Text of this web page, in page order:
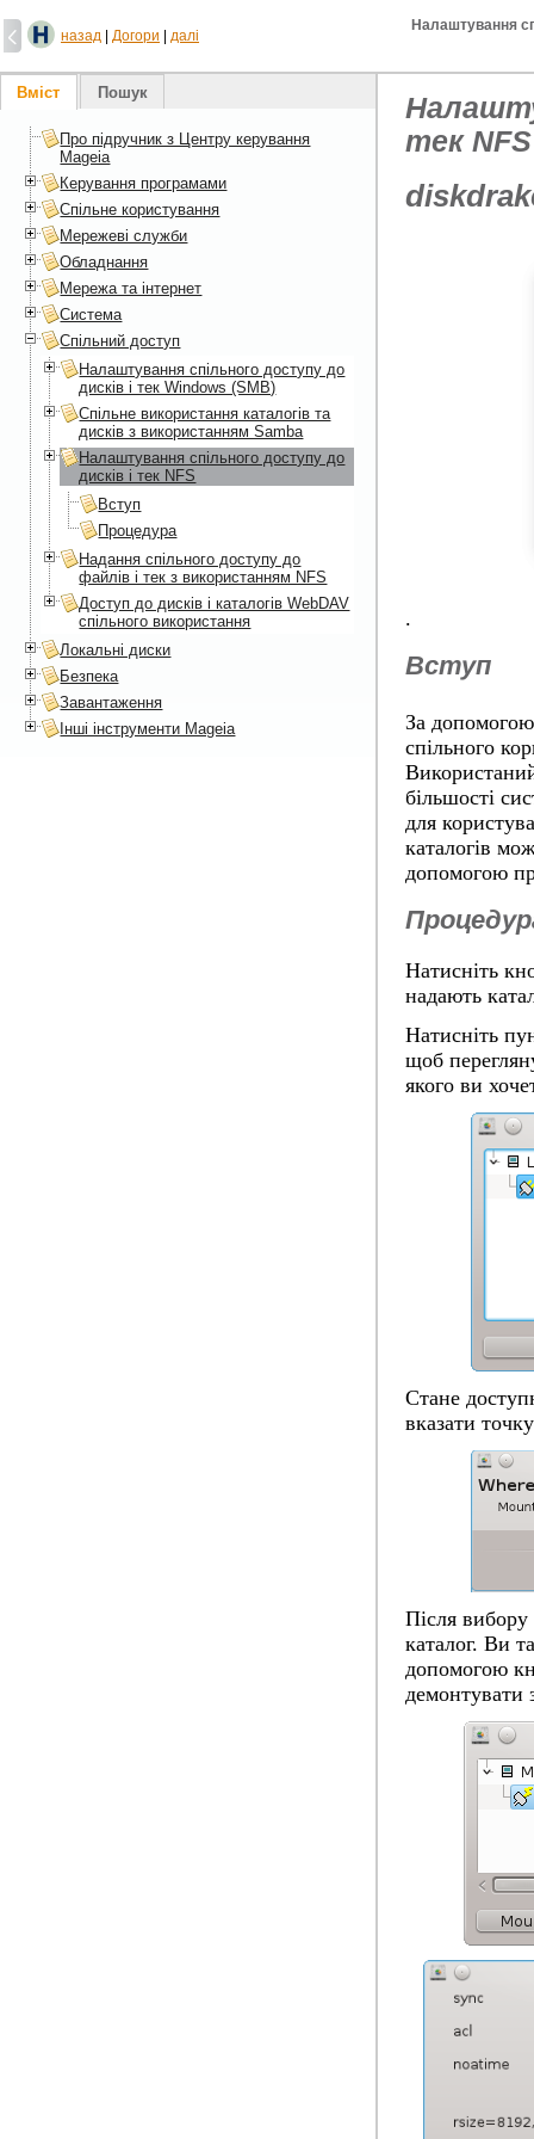
назад Догори далі
Налаштування
тек NFS
.
Вступ
За
спільного
більшості
для
каталогів
допомогою
Натисніть
надають
Натисніть
щоб
якого ви
Стане
вказати
Після
каталог. Ви
допомогою
демонтувати
Вміст Пошук
Про підручник з Центру керування
Mageia
Керування програмами
Спільне користування
Мережеві служби
Обладнання
Мережа та інтернет
Система
Спільний доступ
Налаштування спільного доступу до
дисків і тек Windows (SMB)
Спільне використання каталогів та
дисків з використанням Samba
Налаштування спільного доступу до
дисків і тек NFS
Вступ
Процедура
Надання спільного доступу до
файлів і тек з використанням NFS
Доступ до дисків і каталогів WebDAV
спільного використання
Локальні диски
Безпека
Завантаження
Інші інструменти Mageia